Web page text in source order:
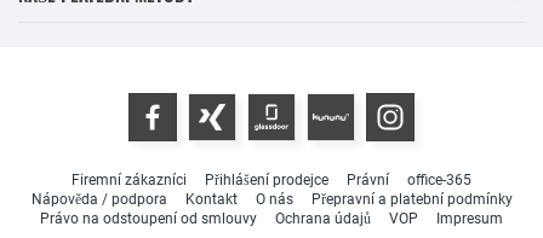
Firemní zákazníci Přihlášení prodejce Právní
office-365
Nápověda / podpora
Kontakt O nás
Přepravní a platební podmínky
Právo na odstoupení od smlouvy
Ochrana údajů VOP Impresum